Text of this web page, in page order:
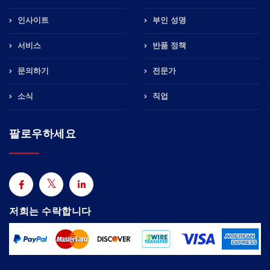
인사이트
서비스
문의하기
소식
부인 성명
반품 정책
전문가
직업
팔로우하세요
저희는 수락합니다